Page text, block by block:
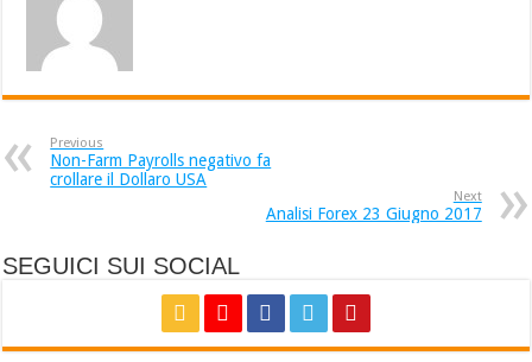
Previous
Non-Farm Payrolls negativo fa
crollare il Dollaro USA
Next
Analisi Forex 23 Giugno 2017
SEGUICI SUI SOCIAL